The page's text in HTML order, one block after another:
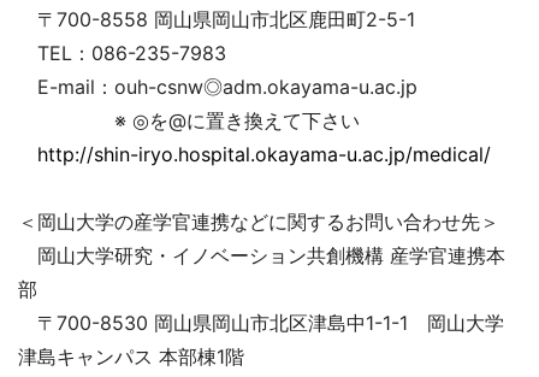
〒700-8558 岡山県岡山市北区鹿田町2-5-1
TEL：086-235-7983
E-mail：ouh-csnw◎adm.okayama-u.ac.jp
※ ◎を@に置き換えて下さい
http://shin-iryo.hospital.okayama-u.ac.jp/medical/
＜岡山大学の産学官連携などに関するお問い合わせ先＞
岡山大学研究・イノベーション共創機構 産学官連携本
部
〒700-8530 岡山県岡山市北区津島中1-1-1 岡山大学
津島キャンパス 本部棟1階